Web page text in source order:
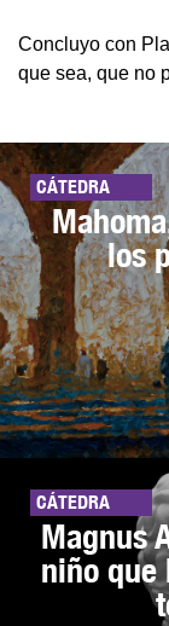
Concluyo con
que sea, que no
CÁTEDRA
los
CÁTEDRA
Magnus
niño que